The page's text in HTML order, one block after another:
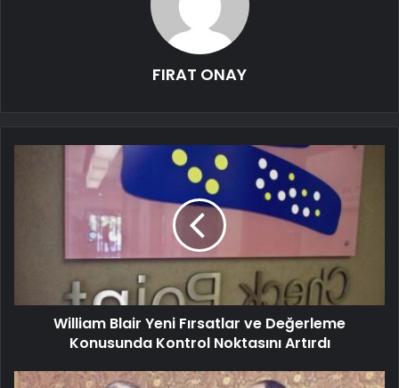
FIRAT ONAY
William Blair Yeni Fırsatlar ve Değerleme
Konusunda Kontrol Noktasını Artırdı